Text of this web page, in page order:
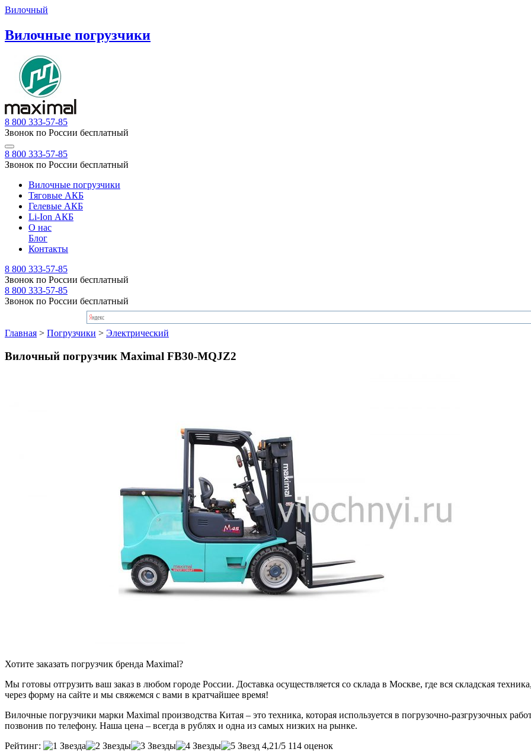
Вилочный
Вилочные погрузчики
8 800 333-57-85
Звонок по России бесплатный
8 800 333-57-85
Звонок по России бесплатный
Вилочные погрузчики
Тяговые АКБ
Гелевые АКБ
Li-Ion АКБ
О нас
Блог
Контакты
8 800 333-57-85
Звонок по России бесплатный
8 800 333-57-85
Звонок по России бесплатный
Главная > Погрузчики > Электрический
Вилочный погрузчик Maximal FB30-MQJZ2
Хотите заказать погрузчик бренда Maximal?
Мы готовы отгрузить ваш заказ в любом городе России. Доставка осуществляется со склада в Москве, где вся складская
через форму на сайте и мы свяжемся с вами в кратчайшее время!
Вилочные погрузчики марки Maximal производства Китая – это техника, которая используется в погрузочно-разгрузочных
позвонив по телефону. Наша цена – всегда в рублях и одна из самых низких на рынке.
Рейтинг:
4,21/5 114 оценок